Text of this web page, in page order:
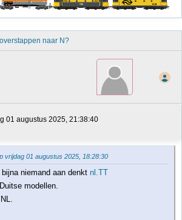
naar N?
01 augustus 2025, 21:38:40
vrijdag 01 augustus 2025, 18:28:30
niemand aan denkt nl.TT
modellen.